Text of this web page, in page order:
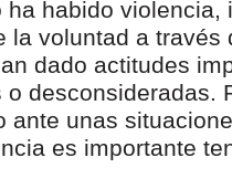
habido violencia,
la voluntad a través
dado actitudes
desconsideradas.
ante unas
es importante